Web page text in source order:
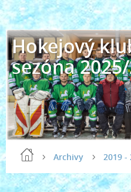
Hokejový
sezóna
Archivy 2019 -